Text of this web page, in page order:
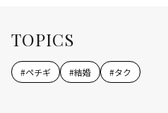
TOPICS
#ペチギ #結婚 #タク